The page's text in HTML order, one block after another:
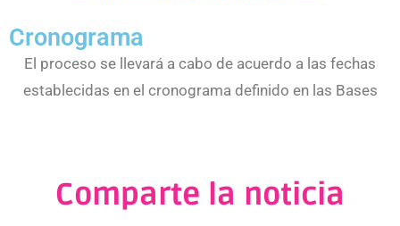
Cronograma
El proceso se llevará a cabo de acuerdo a las fechas
establecidas en el cronograma definido en las Bases
Comparte la noticia